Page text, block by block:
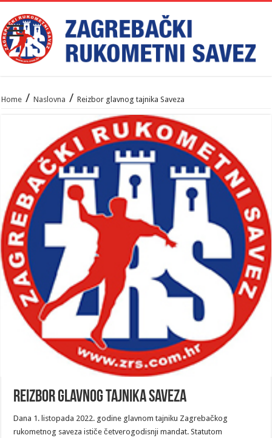
Home / Naslovna / Reizbor glavnog tajnika Saveza
Reizbor glavnog tajnika Saveza
Dana 1. listopada 2022. godine glavnom tajniku Zagrebačkog
rukometnog saveza ističe četverogodisnji mandat. Statutom